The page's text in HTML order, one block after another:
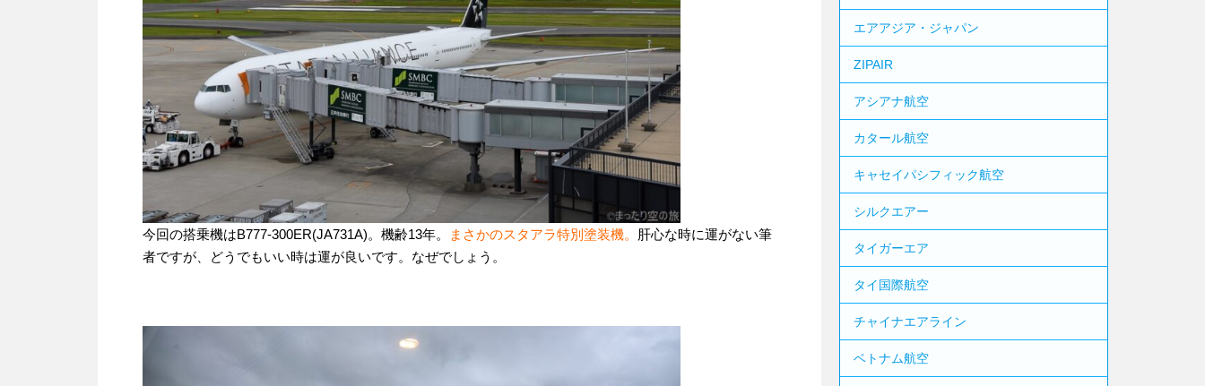
今回の搭乗機はB777-300ER(JA731A)。機齢13年。 まさかのスタアラ特別塗装機。 肝心な時に運がない筆
者ですが、どうでもいい時は運が良いです。なぜでしょう。
エアアジア・ジャパン
ZIPAIR
アシアナ航空
カタール航空
キャセイパシフィック航空
シルクエアー
タイガーエア
タイ国際航空
チャイナエアライン
ベトナム航空